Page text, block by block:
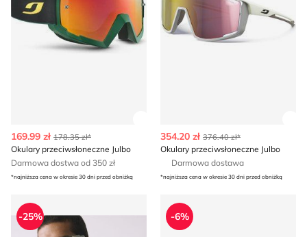
169.99 zł 178.35 zł*
Okulary przeciwsłoneczne Julbo
Darmowa dostwa od 350 zł
*najniższa cena w okresie 30 dni przed obniżką
354.20 zł 376.40 zł*
Okulary przeciwsłoneczne Julbo
Darmowa dostawa
*najniższa cena w okresie 30 dni przed obniżką
Okulary przeciwsłoneczne Reserved
-25%
Okulary przeciwsłoneczne
-6%